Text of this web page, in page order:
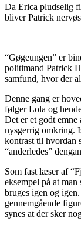
Da Erica pludselig
bliver Patrick
“Gøgeungen” er
politimand Patrick
samfund, hvor der
Denne gang er
følger Lola og
Det er et godt
nysgerrig omkring.
kontrast til hvordan
“anderledes”
Som fast læser af
eksempel på at
bruges igen og
gennemgående
synes at der sker